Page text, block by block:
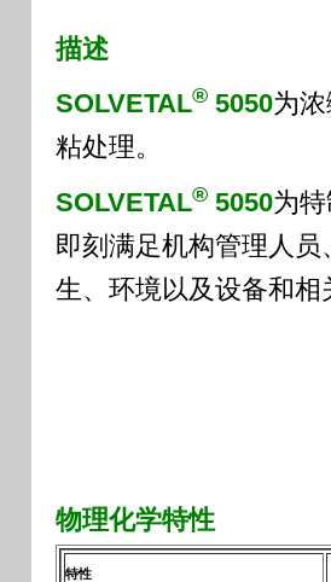
描述
SOLVETAL® 5050为
粘处理。
SOLVETAL® 5050为
即刻满足机构管理人
生、环境以及设备和
物理化学特性
特性